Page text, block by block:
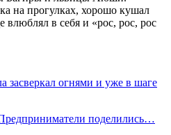
на прогулках, хорошо кушал
влюблял в себя и «рос, рос, рос
засверкал огнями и уже в шаге
поделились…